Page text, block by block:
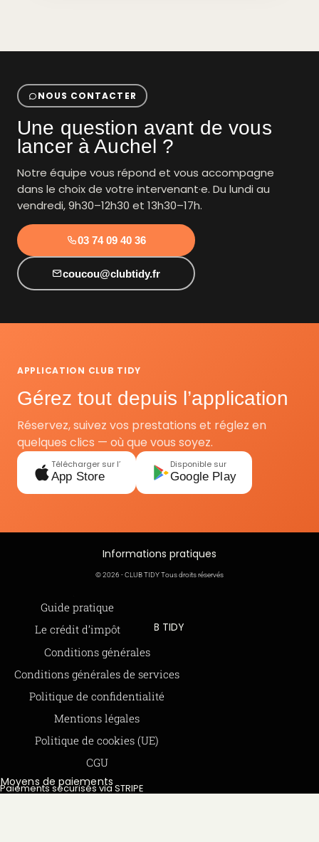
NOUS CONTACTER
Une question avant de vous
lancer à Auchel ?
Notre équipe vous répond et vous accompagne
dans le choix de votre intervenant·e. Du lundi au
vendredi, 9h30–12h30 et 13h30–17h.
03 74 09 40 36
coucou@clubtidy.fr
APPLICATION CLUB TIDY
Gérez tout depuis l’application
Réservez, suivez vos prestations et réglez en
quelques clics — où que vous soyez.
Télécharger sur l’
App Store
Disponible sur
Google Play
Informations pratiques
Guide pratique
Le crédit d’impôt
Offre de parrainage 50-50
FAQ
BLOG
© 2026 - CLUB TIDY Tous droits réservés
Informations légales
Conditions générales
Conditions générales de services
Politique de confidentialité
Mentions légales
Politique de cookies (UE)
CGU
CLUB TIDY
59000 LILLE
979 480 886 RCS LILLE Métropole
SAP / 979480886 Acte 2023-140
Moyens de paiements
Paiements sécurisés via STRIPE